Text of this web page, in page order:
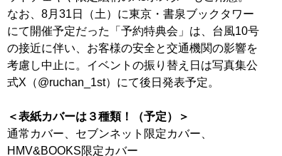
なお、8月31日（土）に東京・書泉ブックタワー
にて開催予定だった「予約特典会」は、台風10号
の接近に伴い、お客様の安全と交通機関の影響を
考慮し中止に。イベントの振り替え日は写真集公
式X（@ruchan_1st）にて後日発表予定。
＜表紙カバーは３種類！（予定）＞
通常カバー、セブンネット限定カバー、
HMV&BOOKS限定カバー